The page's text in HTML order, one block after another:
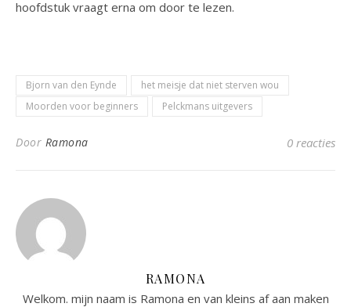
hoofdstuk vraagt erna om door te lezen.
Bjorn van den Eynde
het meisje dat niet sterven wou
Moorden voor beginners
Pelckmans uitgevers
Door Ramona 0 reacties
RAMONA
Welkom. mijn naam is Ramona en van kleins af aan maken